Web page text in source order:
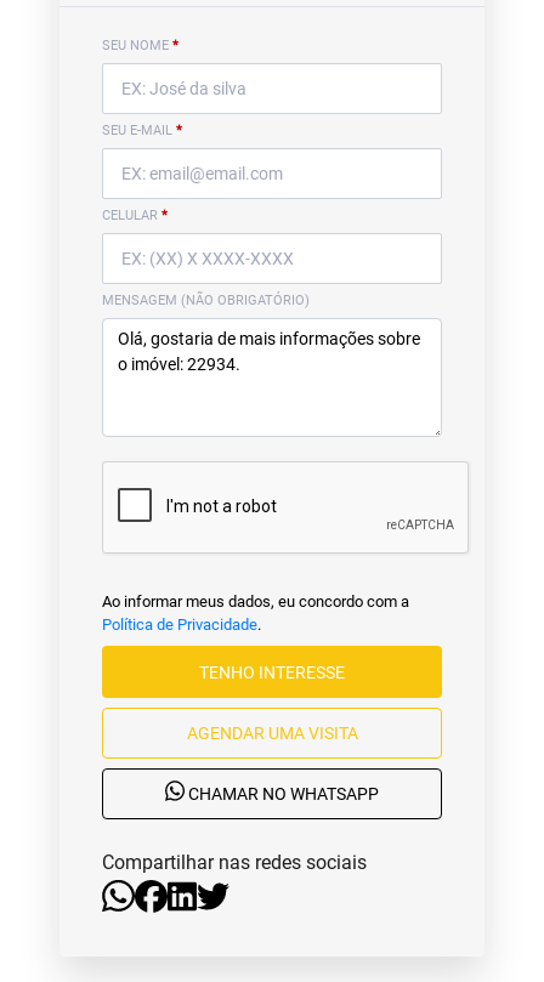
SEU NOME *
SEU E-MAIL *
CELULAR *
MENSAGEM (NÃO OBRIGATÓRIO)
Ao informar meus dados, eu concordo com a
Política de Privacidade.
TENHO INTERESSE
AGENDAR UMA VISITA
CHAMAR NO WHATSAPP
Compartilhar nas redes sociais